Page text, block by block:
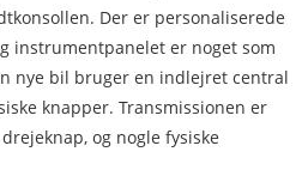
Der er personaliserede
instrumentpanelet er noget som
nye bil bruger en indlejret central
knapper. Transmissionen er
og nogle fysiske